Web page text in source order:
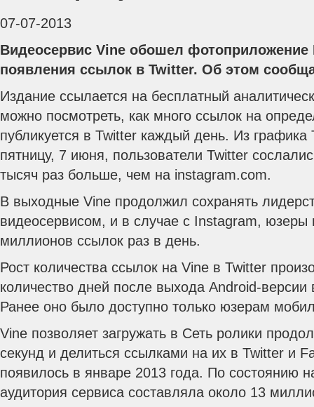
07-07-2013
Видеосервис Vine обошел фотоприложение
появления ссылок в Twitter. Об этом
Издание ссылается на бесплатный
можно посмотреть, как много ссылок на
публикуется в Twitter каждый день. Из графика
пятницу, 7 июня, пользователи Twitter
тысяч раз больше, чем на instagram.com.
В выходные Vine продолжил сохранять
видеосервисом, и в случае с Instagram, юзеры
миллионов ссылок раз в день.
Рост количества ссылок на Vine в Twitter
количество дней после выхода Android-
Ранее оно было доступно только юзерам
Vine позволяет загружать в Сеть ролики
секунд и делиться ссылками на их в Twitter и
появилось в январе 2013 года. По состоянию
аудитория сервиса составляла около 13